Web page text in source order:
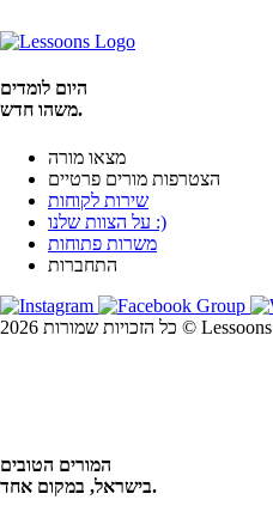
היום לומדים
משהו חדש.
מצאו מורה
הצטרפות מורים פרטיים
שירות לקוחות
על הצוות שלנו :)
משרות פתוחות
התחברות
כל הזכויות שמורות 2026 © Lessoons
המורים הטובים
בישראל, במקום אחד.